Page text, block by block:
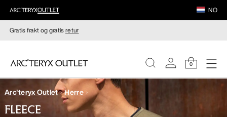
NO
Gratis frakt og gratisretur
0
DAMER
Arc'teryx Outlet Herre
FLEECE